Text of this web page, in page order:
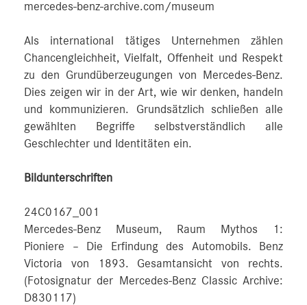
mercedes-benz-archive.com/museum
Als international tätiges Unternehmen zählen
Chancengleichheit, Vielfalt, Offenheit und Respekt
zu den Grundüberzeugungen von Mercedes-Benz.
Dies zeigen wir in der Art, wie wir denken, handeln
und kommunizieren. Grundsätzlich schließen alle
gewählten Begriffe selbstverständlich alle
Geschlechter und Identitäten ein.
Bildunterschriften
24C0167_001
Mercedes-Benz Museum, Raum Mythos 1:
Pioniere – Die Erfindung des Automobils. Benz
Victoria von 1893. Gesamtansicht von rechts.
(Fotosignatur der Mercedes-Benz Classic Archive:
D830117)